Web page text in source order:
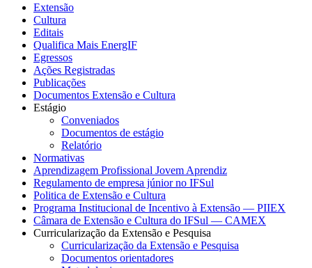
Extensão
Cultura
Editais
Qualifica Mais EnergIF
Egressos
Ações Registradas
Publicações
Documentos Extensão e Cultura
Estágio
Conveniados
Documentos de estágio
Relatório
Normativas
Aprendizagem Profissional Jovem Aprendiz
Regulamento de empresa júnior no IFSul
Politica de Extensão e Cultura
Programa Institucional de Incentivo à Extensão — PIIEX
Câmara de Extensão e Cultura do IFSul — CAMEX
Curricularização da Extensão e Pesquisa
Curricularização da Extensão e Pesquisa
Documentos orientadores